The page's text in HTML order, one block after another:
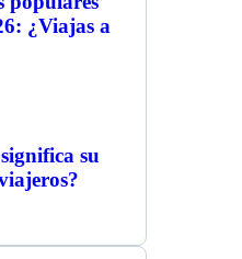
¿Viajas a
su